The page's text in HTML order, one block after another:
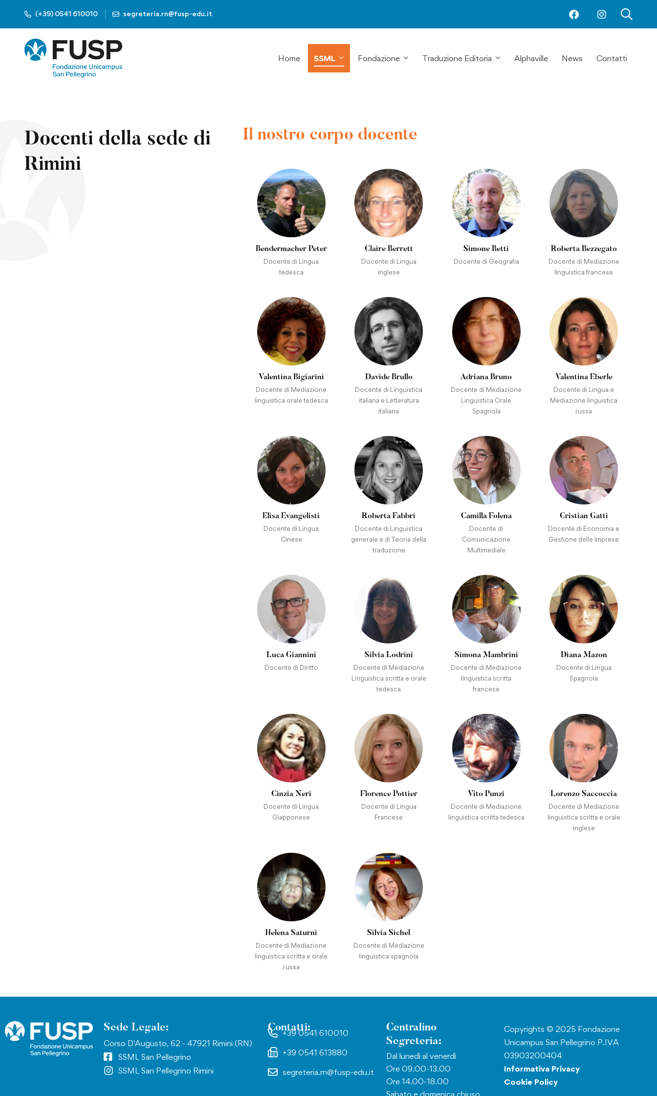
(+39) 0541 610010 segreteria.rn@fusp-edu.it
Home SSML Fondazione Traduzione Editoria Alphaville News Contatti
Docenti della sede di
Rimini
Il nostro corpo docente
Bendermacher Peter
Docente di Lingua
tedesca
Claire Berrett
Docente di Lingua
inglese
Simone Betti
Docente di Geografia
Roberta Bezzegato
Docente di Mediazione
linguistica francese
Valentina Bigiarini
Docente di Mediazione
linguistica orale tedesca
Davide Brullo
Docente di Linguistica
italiana e Letteratura
italiana
Adriana Bruno
Docente di Mediazione
Linguistica Orale
Spagnola
Valentina Eberle
Docente di Lingua e
Mediazione linguistica
russa
Elisa Evangelisti
Docente di Lingua
Cinese
Roberta Fabbri
Docente di Linguistica
generale e di Teoria della
traduzione
Camilla Folena
Docente di
Comunicazione
Multimediale
Cristian Gatti
Docente di Economia e
Gestione delle Imprese
Luca Giannini
Docente di Diritto
Silvia Lodrini
Docente di Mediazione
Linguistica scritta e orale
tedesca
Simona Mambrini
Docente di Mediazione
linguistica scritta
francese
Diana Mazon
Docente di Lingua
Spagnola
Cinzia Neri
Docente di Lingua
Giapponese
Florence Pottier
Docente di Lingua
Francese
Vito Punzi
Docente di Mediazione
linguistica scritta tedesca
Lorenzo Saccoccia
Docente di Mediazione
linguistica scritta e orale
inglese
Helena Saturni
Docente di Mediazione
linguistica scritta e orale
russa
Silvia Sichel
Docente di Mediazione
linguistica spagnola
Sede Legale:
Corso D'Augusto, 62 - 47921 Rimini (RN)
SSML San Pellegrino
SSML San Pellegrino Rimini
Contatti:
+39 0541 610010
+39 0541 613880
segreteria.rn@fusp-edu.it
Centralino
Segreteria:
Dal lunedì al venerdì
Ore 09.00-13.00
Ore 14.00-18.00
Sabato e domenica chiuso
Copyrights © 2025 Fondazione
Unicampus San Pellegrino P.IVA
03903200404
Informativa Privacy
Cookie Policy